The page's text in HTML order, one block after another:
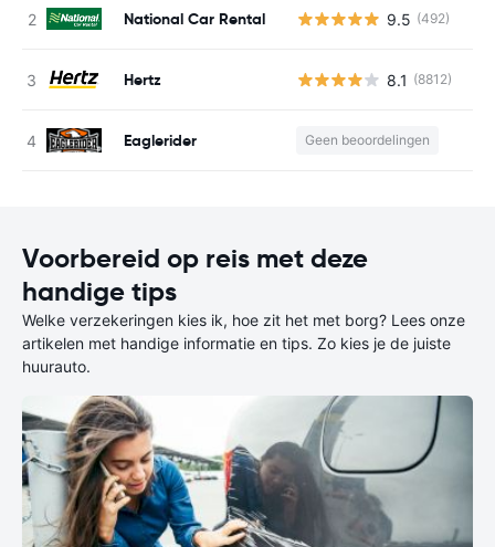
National Car Rental 9.5 (492)
Hertz 8.1 (8812)
Eaglerider Geen beoordelingen
Voorbereid op reis met deze
handige tips
Welke verzekeringen kies ik, hoe zit het met borg? Lees onze
artikelen met handige informatie en tips. Zo kies je de juiste
huurauto.